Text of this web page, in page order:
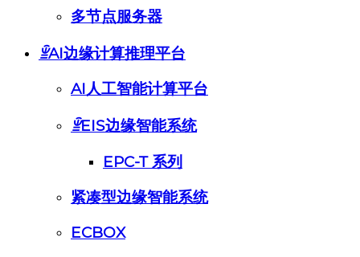
多节点服务器
ꁇAI边缘计算推理平台
AI人工智能计算平台
ꁇEIS边缘智能系统
EPC-T 系列
紧凑型边缘智能系统
ECBOX